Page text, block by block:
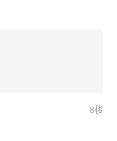
8楼